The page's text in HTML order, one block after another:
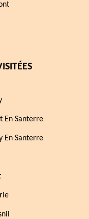
En Santerre
En Santerre